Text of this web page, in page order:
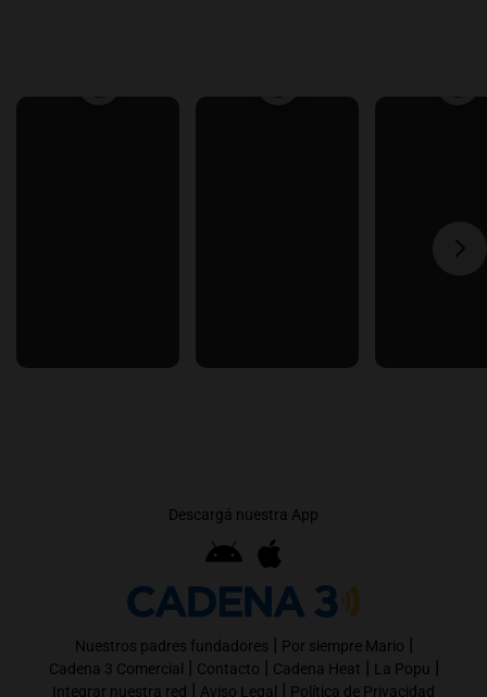
Descargá nuestra App
Nuestros padres fundadores | Por siempre Mario |
Cadena 3 Comercial | Contacto | Cadena Heat | La Popu |
Integrar nuestra red | Aviso Legal | Política de Privacidad